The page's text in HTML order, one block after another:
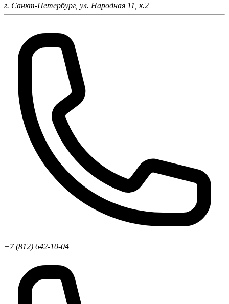
г. Санкт-Петербург, ул. Народная 11, к.2
+7 (812) 642-10-04